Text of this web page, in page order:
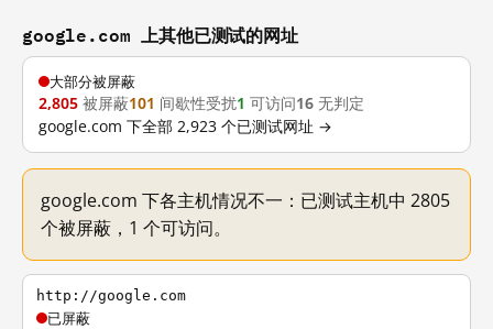
google.com 上其他已测试的网址
大部分被屏蔽
2,805 被屏蔽101 间歇性受扰1 可访问16 无判定
google.com 下全部 2,923 个已测试网址 →
google.com 下各主机情况不一：已测试主机中 2805
个被屏蔽，1 个可访问。
http://google.com
已屏蔽